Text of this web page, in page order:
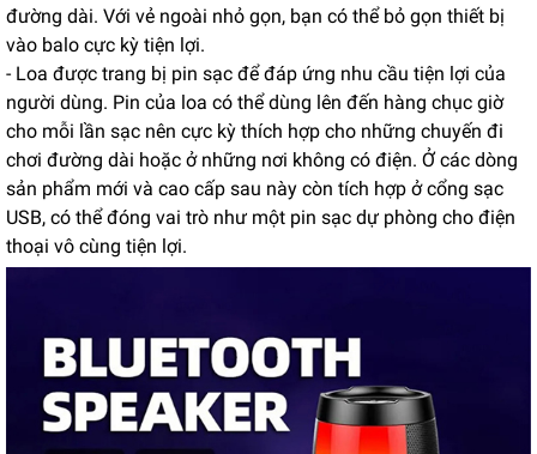
đường dài. Với vẻ ngoài nhỏ gọn, bạn có thể bỏ gọn thiết bị
vào balo cực kỳ tiện lợi.
- Loa được trang bị pin sạc để đáp ứng nhu cầu tiện lợi của
người dùng. Pin của loa có thể dùng lên đến hàng chục giờ
cho mỗi lần sạc nên cực kỳ thích hợp cho những chuyến đi
chơi đường dài hoặc ở những nơi không có điện. Ở các dòng
sản phẩm mới và cao cấp sau này còn tích hợp ở cổng sạc
USB, có thể đóng vai trò như một pin sạc dự phòng cho điện
thoại vô cùng tiện lợi.